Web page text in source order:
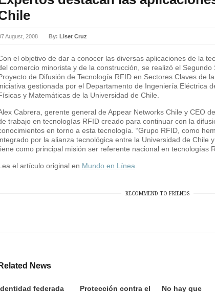
August, 2008 By: Liset Cruz
el objetivo de dar a conocer las diversas aplicaciones de la
comercio minorista y de la construcción, se realizó el
de Difusión de Tecnología RFID en Sectores Claves de
gestionada por el Departamento de Ingeniería Eléctrica
y Matemáticas de la Universidad de Chile.
Cabrera, gerente general de Appear Networks Chile y CEO
trabajo en tecnologías RFID creado para continuar con la
en torno a esta tecnología. “Grupo RFID, como
por la alianza tecnológica entre la Universidad de Chile
como principal misión ser referente nacional en tecnologías
el artículo original en Mundo en Línea
RECOMMEND TO FRIENDS
Related News
federada Protección contra el No hay que